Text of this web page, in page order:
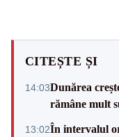
CITEȘTE ȘI
14:03Dunărea
rămâne mult
13:02În intervalul